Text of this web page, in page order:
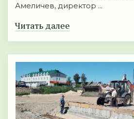
Амеличев, директор ...
Читать далее